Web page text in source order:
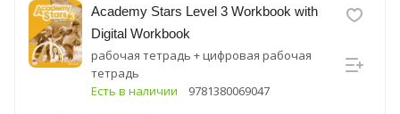
Academy Stars Level 3 Workbook with
Digital Workbook
рабочая тетрадь + цифровая рабочая
тетрадь
Есть в наличии
9781380069047